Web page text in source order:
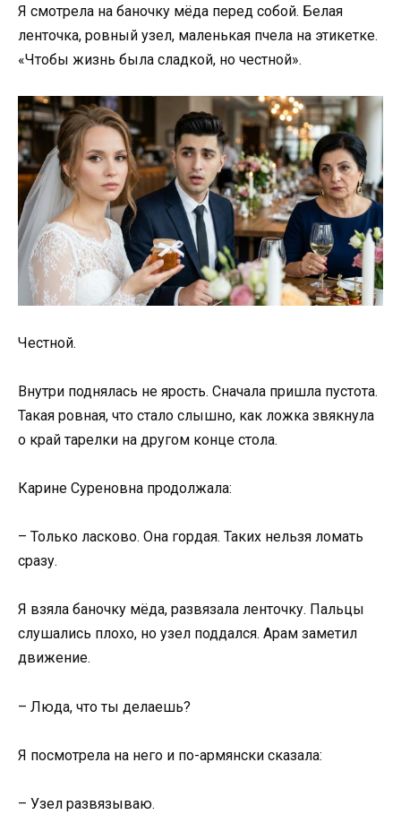
Я смотрела на баночку мёда перед собой. Белая
ленточка, ровный узел, маленькая пчела на этикетке.
«Чтобы жизнь была сладкой, но честной».
Честной.
Внутри поднялась не ярость. Сначала пришла пустота.
Такая ровная, что стало слышно, как ложка звякнула
о край тарелки на другом конце стола.
Карине Суреновна продолжала:
– Только ласково. Она гордая. Таких нельзя ломать
сразу.
Я взяла баночку мёда, развязала ленточку. Пальцы
слушались плохо, но узел поддался. Арам заметил
движение.
– Люда, что ты делаешь?
Я посмотрела на него и по-армянски сказала:
– Узел развязываю.